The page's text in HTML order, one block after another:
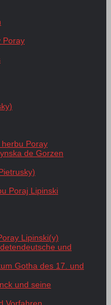
Poray
Poray
de Gorzen
Poraj Lipinski
Lipinski(y)
und
Gotha des 17. und
und seine